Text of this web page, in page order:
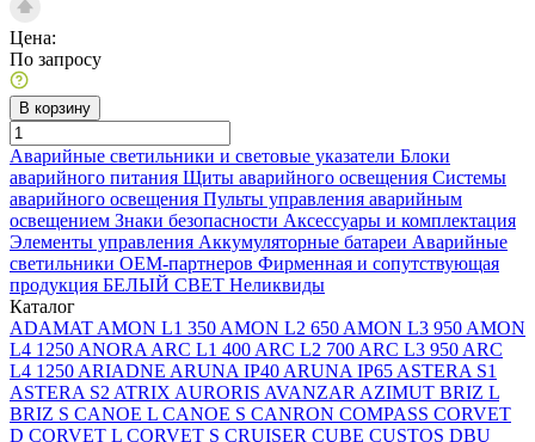
Цена:
По запросу
В корзину
Аварийные светильники и световые указатели Блоки
аварийного питания Щиты аварийного освещения Системы
аварийного освещения Пульты управления аварийным
освещением Знаки безопасности Аксессуары и комплектация
Элементы управления Аккумуляторные батареи Аварийные
светильники ОЕМ-партнеров Фирменная и сопутствующая
продукция БЕЛЫЙ СВЕТ Неликвиды
Каталог
ADAMAT AMON L1 350 AMON L2 650 AMON L3 950 AMON
L4 1250 ANORA ARC L1 400 ARC L2 700 ARC L3 950 ARC
L4 1250 ARIADNE ARUNA IP40 ARUNA IP65 ASTERA S1
ASTERA S2 ATRIX AURORIS AVANZAR AZIMUT BRIZ L
BRIZ S CANOE L CANOE S CANRON COMPASS CORVET
D CORVET L CORVET S CRUISER CUBE CUSTOS DBU